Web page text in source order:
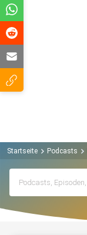
Startseite Podcasts